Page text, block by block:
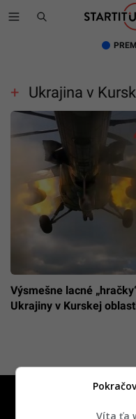
Ukrajina v
Výsmešne lacné
Ukrajiny v Kurskej
Víta ťa